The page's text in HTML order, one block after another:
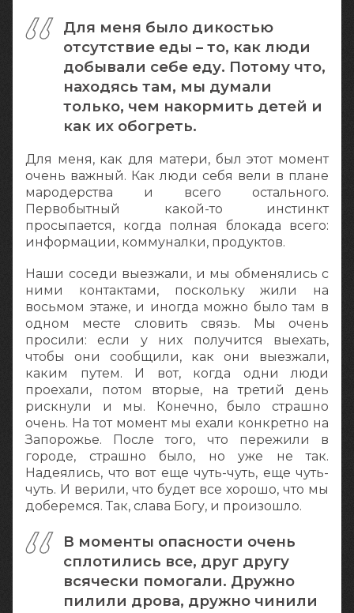
Для меня было дикостью
отсутствие еды – то, как люди
добывали себе еду. Потому что,
находясь там, мы думали
только, чем накормить детей и
как их обогреть.
Для меня, как для матери, был этот момент
очень важный. Как люди себя вели в плане
мародерства и всего остального.
Первобытный какой-то инстинкт
просыпается, когда полная блокада всего:
информации, коммуналки, продуктов.
Наши соседи выезжали, и мы обменялись с
ними контактами, поскольку жили на
восьмом этаже, и иногда можно было там в
одном месте словить связь. Мы очень
просили: если у них получится выехать,
чтобы они сообщили, как они выезжали,
каким путем. И вот, когда одни люди
проехали, потом вторые, на третий день
рискнули и мы. Конечно, было страшно
очень. На тот момент мы ехали конкретно на
Запорожье. После того, что пережили в
городе, страшно было, но уже не так.
Надеялись, что вот еще чуть-чуть, еще чуть-
чуть. И верили, что будет все хорошо, что мы
доберемся. Так, слава Богу, и произошло.
В моменты опасности очень
сплотились все, друг другу
всячески помогали. Дружно
пилили дрова, дружно чинили